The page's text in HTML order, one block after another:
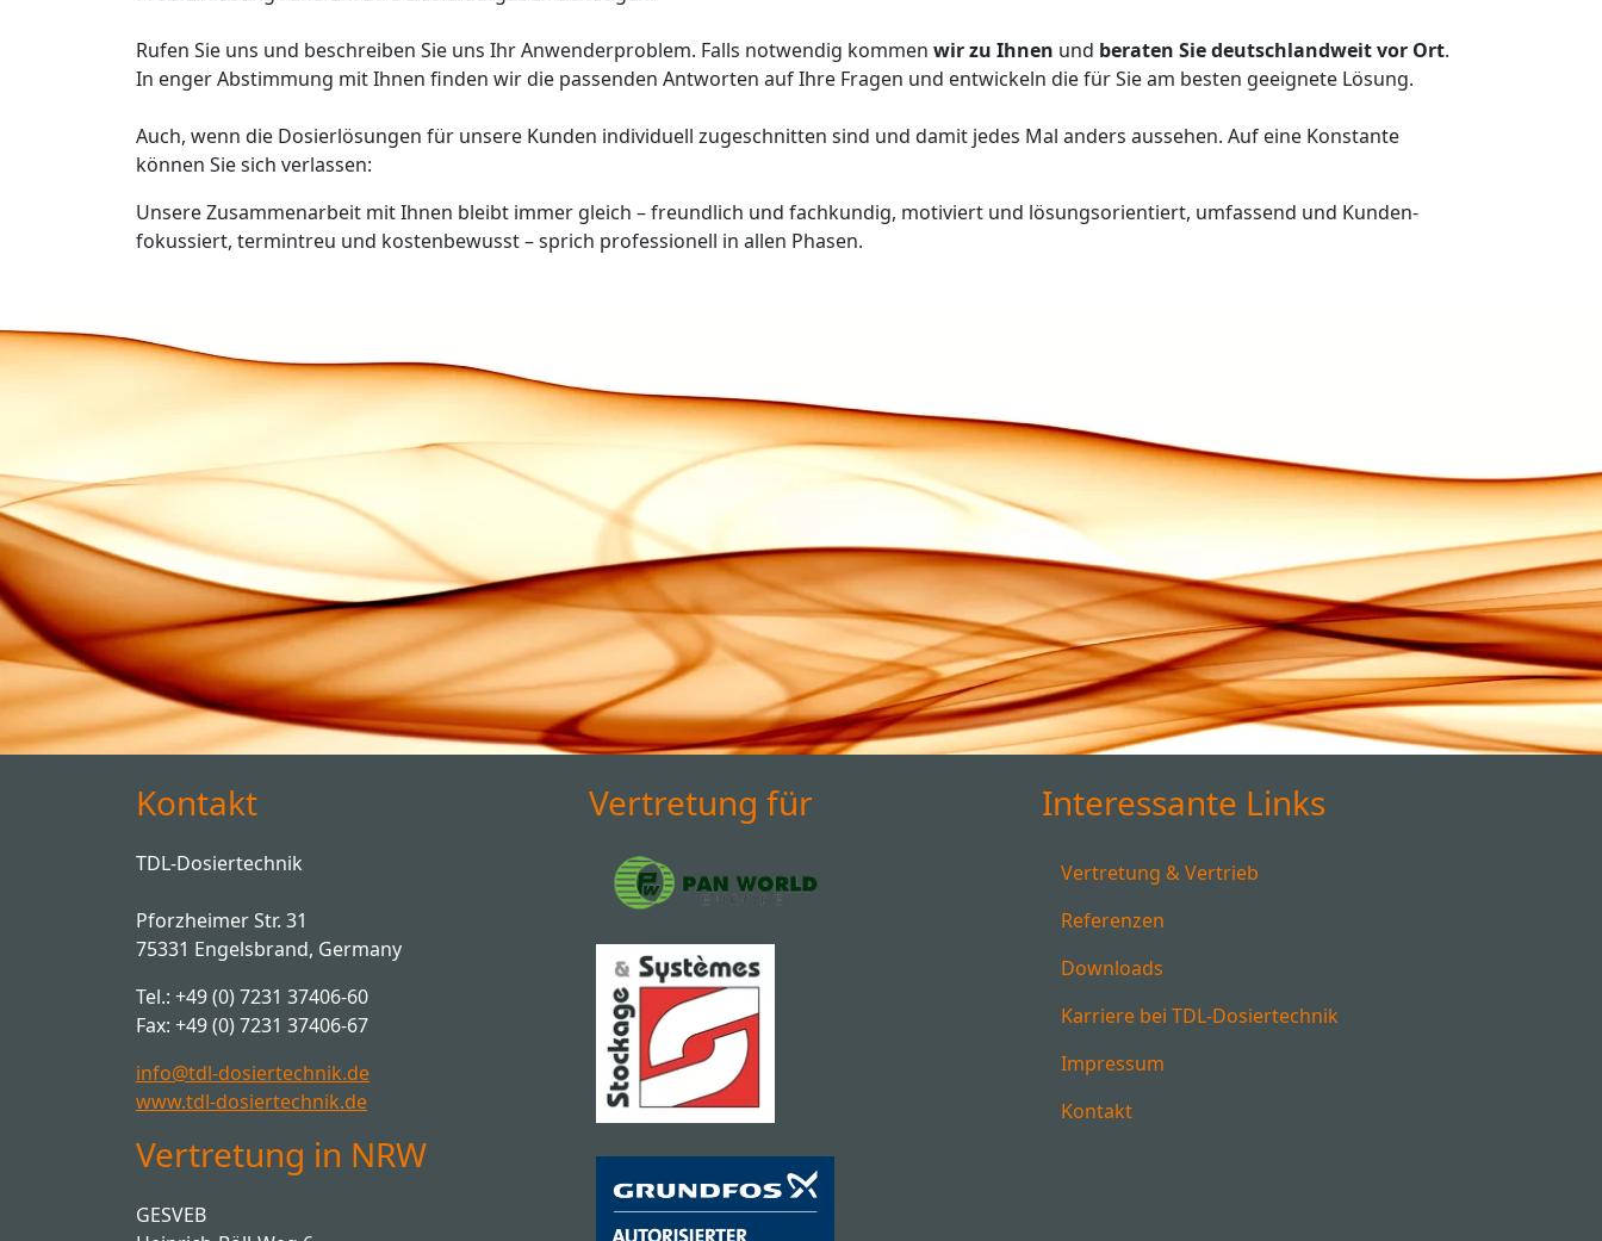
Rufen Sie uns und beschreiben Sie uns Ihr Anwenderproblem. Falls notwendig kommen wir zu Ihnen und beraten Sie deutschlandweit vor Ort.
In enger Abstimmung mit Ihnen finden wir die passenden Antworten auf Ihre Fragen und entwickeln die für Sie am besten geeignete Lösung.
Auch, wenn die Dosierlösungen für unsere Kunden individuell zugeschnitten sind und damit jedes Mal anders aussehen. Auf eine Konstante
können Sie sich verlassen:
Unsere Zusammenarbeit mit Ihnen bleibt immer gleich – freundlich und fachkundig, motiviert und lösungsorientiert, umfassend und Kunden-
fokussiert, termintreu und kostenbewusst – sprich professionell in allen Phasen.
Kontakt
TDL-Dosiertechnik
Pforzheimer Str. 31
75331 Engelsbrand, Germany
Tel.: +49 (0) 7231 37406-60
Fax: +49 (0) 7231 37406-67
info@tdl-dosiertechnik.de
www.tdl-dosiertechnik.de
Vertretung in NRW
GESVEB
Vertretung für Interessante Links
Vertretung & Vertrieb
Referenzen
Downloads
Karriere bei TDL-Dosiertechnik
Impressum
Kontakt